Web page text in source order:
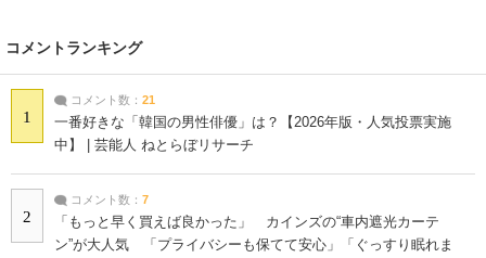
コメントランキング
1
コメント数： 21
一番好きな「韓国の男性俳優」は？【2026年版・人気投票実施
中】 | 芸能人 ねとらぼリサーチ
2
コメント数： 7
「もっと早く買えば良かった」 カインズの“車内遮光カーテ
ン”が大人気 「プライバシーも保てて安心」「ぐっすり眠れま